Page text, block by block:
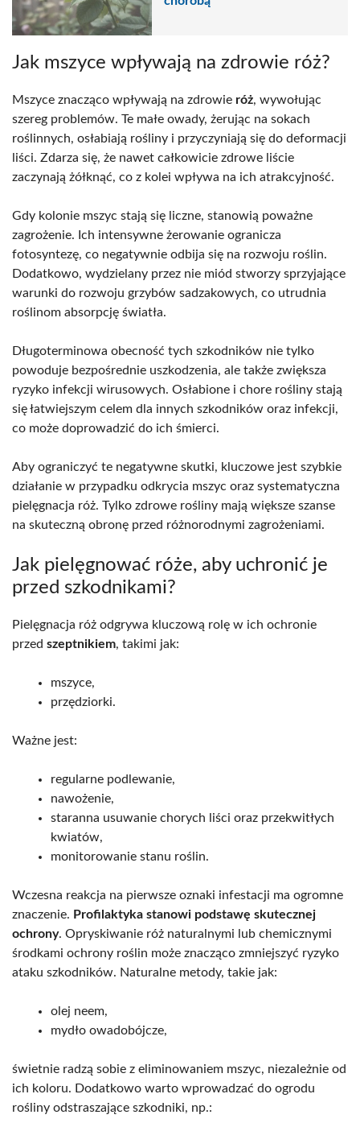
Jak mszyce wpływają na zdrowie róż?
Mszyce znacząco wpływają na zdrowie róż, wywołując
szereg problemów. Te małe owady, żerując na sokach
roślinnych, osłabiają rośliny i przyczyniają się do deformacji
liści. Zdarza się, że nawet całkowicie zdrowe liście
zaczynają żółknąć, co z kolei wpływa na ich atrakcyjność.
Gdy kolonie mszyc stają się liczne, stanowią poważne
zagrożenie. Ich intensywne żerowanie ogranicza
fotosyntezę, co negatywnie odbija się na rozwoju roślin.
Dodatkowo, wydzielany przez nie miód stworzy sprzyjające
warunki do rozwoju grzybów sadzakowych, co utrudnia
roślinom absorpcję światła.
Długoterminowa obecność tych szkodników nie tylko
powoduje bezpośrednie uszkodzenia, ale także zwiększa
ryzyko infekcji wirusowych. Osłabione i chore rośliny stają
się łatwiejszym celem dla innych szkodników oraz infekcji,
co może doprowadzić do ich śmierci.
Aby ograniczyć te negatywne skutki, kluczowe jest szybkie
działanie w przypadku odkrycia mszyc oraz systematyczna
pielęgnacja róż. Tylko zdrowe rośliny mają większe szanse
na skuteczną obronę przed różnorodnymi zagrożeniami.
Jak pielęgnować róże, aby uchronić je
przed szkodnikami?
Pielęgnacja róż odgrywa kluczową rolę w ich ochronie
przed szeptnikiem, takimi jak:
mszyce,
przędziorki.
Ważne jest:
regularne podlewanie,
nawożenie,
staranna usuwanie chorych liści oraz przekwitłych
kwiatów,
monitorowanie stanu roślin.
Wczesna reakcja na pierwsze oznaki infestacji ma ogromne
znaczenie. Profilaktyka stanowi podstawę skutecznej
ochrony. Opryskiwanie róż naturalnymi lub chemicznymi
środkami ochrony roślin może znacząco zmniejszyć ryzyko
ataku szkodników. Naturalne metody, takie jak:
olej neem,
mydło owadobójcze,
świetnie radzą sobie z eliminowaniem mszyc, niezależnie od
ich koloru. Dodatkowo warto wprowadzać do ogrodu
rośliny odstraszające szkodniki, np.: